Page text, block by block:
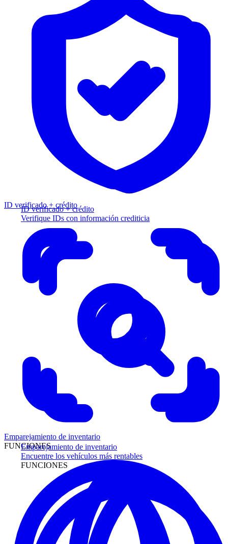
ID verificado + crédito
Verifique IDs con información crediticia
Emparejamiento de inventario
Encuentre los vehículos más rentables
FUNCIONES
ID verificado + crédito
Emparejamiento de inventario
FUNCIONES